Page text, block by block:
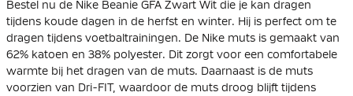
Bestel nu de Nike Beanie GFA Zwart Wit die je kan dragen
tijdens koude dagen in de herfst en winter. Hij is perfect om te
dragen tijdens voetbaltrainingen. De Nike muts is gemaakt van
62% katoen en 38% polyester. Dit zorgt voor een comfortabele
warmte bij het dragen van de muts. Daarnaast is de muts
voorzien van Dri-FIT, waardoor de muts droog blijft tijdens